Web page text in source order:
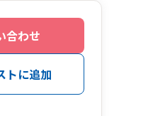
合わせ
トに追加